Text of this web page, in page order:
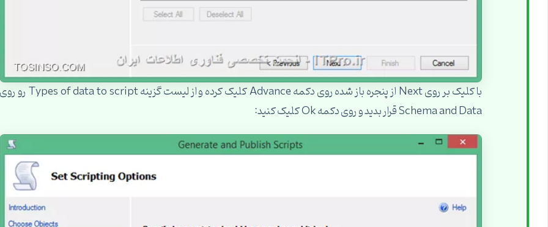
با کلیک بر روی Next از پنجره باز شده روی دکمه Advance کلیک کرده و از لیست گزینه Types of data to script رو روی
Schema and Data قرار بدید و روی دکمه Ok کلیک کنید: